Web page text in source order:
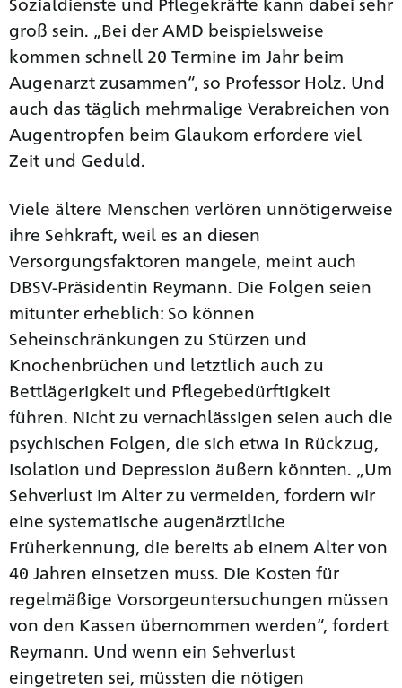
groß sein. „Bei der AMD beispielsweise
kommen schnell 20 Termine im Jahr beim
Augenarzt zusammen“, so Professor Holz. Und
auch das täglich mehrmalige Verabreichen von
Augentropfen beim Glaukom erfordere viel
Zeit und Geduld.
Viele ältere Menschen verlören unnötigerweise
ihre Sehkraft, weil es an diesen
Versorgungsfaktoren mangele, meint auch
DBSV-Präsidentin Reymann. Die Folgen seien
mitunter erheblich: So können
Seheinschränkungen zu Stürzen und
Knochenbrüchen und letztlich auch zu
Bettlägerigkeit und Pflegebedürftigkeit
führen. Nicht zu vernachlässigen seien auch die
psychischen Folgen, die sich etwa in Rückzug,
Isolation und Depression äußern könnten. „Um
Sehverlust im Alter zu vermeiden, fordern wir
eine systematische augenärztliche
Früherkennung, die bereits ab einem Alter von
40 Jahren einsetzen muss. Die Kosten für
regelmäßige Vorsorgeuntersuchungen müssen
von den Kassen übernommen werden“, fordert
Reymann. Und wenn ein Sehverlust
eingetreten sei, müssten die nötigen